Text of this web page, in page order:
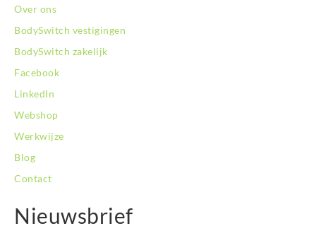
Over ons
BodySwitch vestigingen
BodySwitch zakelijk
Facebook
LinkedIn
Webshop
Werkwijze
Blog
Contact
Nieuwsbrief